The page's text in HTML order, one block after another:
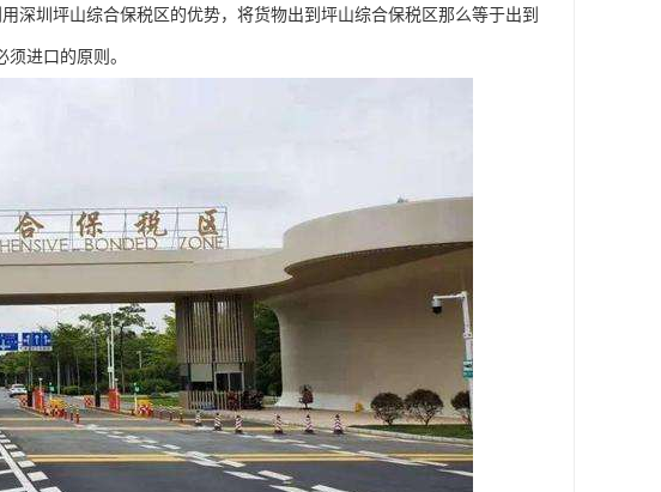
深圳坪山综合保税区的优势，将货物出到坪山综合保税区那么等于出到
进口的原则。